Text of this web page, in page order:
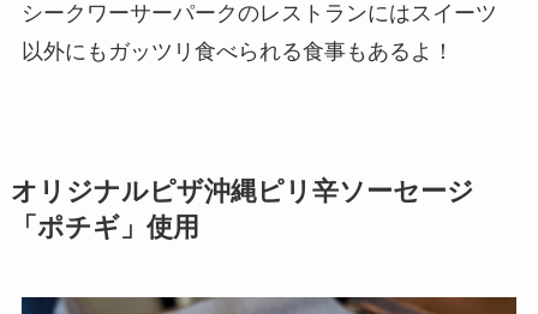
シークワーサーパークのレストランにはスイーツ
以外にもガッツリ食べられる食事もあるよ！
オリジナルピザ沖縄ピリ辛ソーセージ
「ポチギ」使用